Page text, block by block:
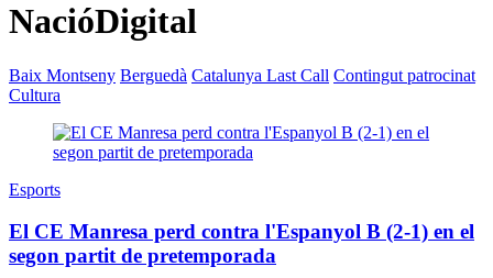
NacióDigital
Baix Montseny Berguedà Catalunya Last Call Contingut patrocinat
Cultura
Esports
El CE Manresa perd contra l'Espanyol B (2-1) en el
segon partit de pretemporada